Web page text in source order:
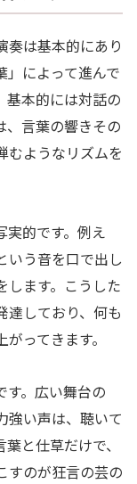
奏は基本的にあり
」によって進んで
基本的には対話の
、言葉の響きその
むようなリズムを
実的です。例え
いう音を口で出し
します。こうした
達しており、何も
ってきます。
す。広い舞台の
強い声は、聴いて
と仕草だけで、
すのが狂言の芸の